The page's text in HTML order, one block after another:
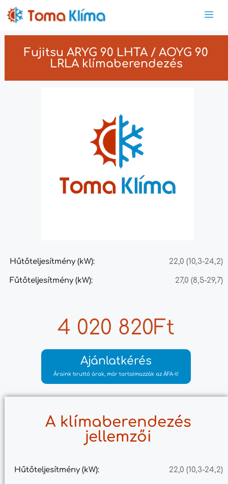
Fujitsu ARYG 90 LHTA / AOYG 90
LRLA klímaberendezés
Hűtőteljesítmény (kW): 22,0 (10,3-24,2)
Fűtőteljesítmény (kW): 27,0 (8,5-29,7)
4 020 820Ft
Ajánlatkérés
Áraink bruttó árak, már tartalmazzák az ÁFA-t!
A klímaberendezés
jellemzői
Hűtőteljesítmény (kW): 22,0 (10,3-24,2)